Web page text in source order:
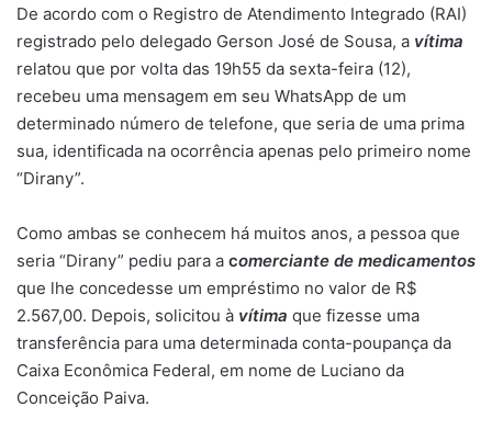
De acordo com o Registro de Atendimento Integrado (RAI)
registrado pelo delegado Gerson José de Sousa, a vítima
relatou que por volta das 19h55 da sexta-feira (12),
recebeu uma mensagem em seu WhatsApp de um
determinado número de telefone, que seria de uma prima
sua, identificada na ocorrência apenas pelo primeiro nome
“Dirany”.
Como ambas se conhecem há muitos anos, a pessoa que
seria “Dirany” pediu para a comerciante de medicamentos
que lhe concedesse um empréstimo no valor de R$
2.567,00. Depois, solicitou à vítima que fizesse uma
transferência para uma determinada conta-poupança da
Caixa Econômica Federal, em nome de Luciano da
Conceição Paiva.